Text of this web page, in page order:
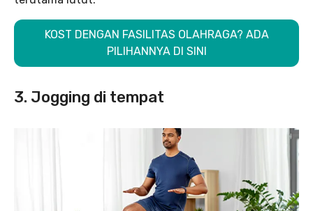
KOST DENGAN FASILITAS OLAHRAGA? ADA
PILIHANNYA DI SINI
3. Jogging di tempat